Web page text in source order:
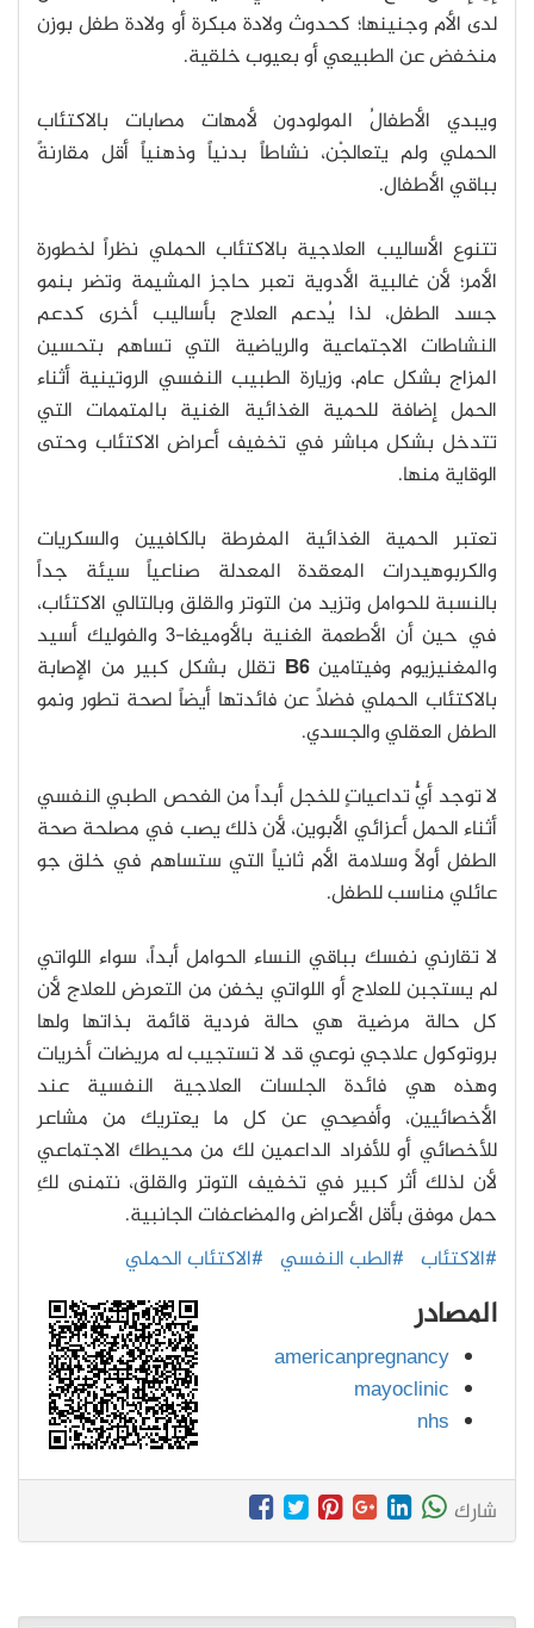
لدى الأم وجنينها؛ كحدوث ولادة مبكرة أو ولادة طفل بوزن
منخفض عن الطبيعي أو بعيوب خلقية.
ويبدي الأطفالُ المولودون لأمهات مصابات بالاكتئاب
الحملي ولم يتعالجْن، نشاطاً بدنياً وذهنياً أقل مقارنةً
بباقي الأطفال.
تتنوع الأساليب العلاجية بالاكتئاب الحملي نظراً لخطورة
الأمر؛ لأن غالبية الأدوية تعبر حاجز المشيمة وتضر بنمو
جسد الطفل، لذا يُدعم العلاج بأساليب أخرى كدعم
النشاطات الاجتماعية والرياضية التي تساهم بتحسين
المزاج بشكل عام، وزيارة الطبيب النفسي الروتينية أثناء
الحمل إضافة للحمية الغذائية الغنية بالمتممات التي
تتدخل بشكل مباشر في تخفيف أعراض الاكتئاب وحتى
الوقاية منها.
تعتبر الحمية الغذائية المفرطة بالكافيين والسكريات
والكربوهيدرات المعقدة المعدلة صناعياً سيئة جداً
بالنسبة للحوامل وتزيد من التوتر والقلق وبالتالي الاكتئاب،
في حين أن الأطعمة الغنية بالأوميغا-3 والفوليك أسيد
والمغنيزيوم وفيتامينB6 تقلل بشكل كبير من الإصابة
بالاكتئاب الحملي فضلاً عن فائدتها أيضاً لصحة تطور ونمو
الطفل العقلي والجسدي.
لا توجد أيُُّ تداعياتٍ للخجل أبداً من الفحص الطبي النفسي
أثناء الحمل أعزائي الأبوين، لأن ذلك يصب في مصلحة صحة
الطفل أولاً وسلامة الأم ثانياً التي ستساهم في خلق جو
عائلي مناسب للطفل.
لا تقارني نفسك بباقي النساء الحوامل أبداً، سواء اللواتي
لم يستجبن للعلاج أو اللواتي يخفن من التعرض للعلاج لأن
كل حالة مرضية هي حالة فردية قائمة بذاتها ولها
بروتوكول علاجي نوعي قد لا تستجيب له مريضات أخريات
وهذه هي فائدة الجلسات العلاجية النفسية عند
الأخصائيين، وأفصِحي عن كل ما يعتريك من مشاعر
للأخصائي أو للأفراد الداعمين لك من محيطك الاجتماعي
لأن لذلك أثر كبير في تخفيف التوتر والقلق، نتمنى لكِ
حمل موفق بأقل الأعراض والمضاعفات الجانبية.
#الاكتئاب #الطب النفسي #الاكتئاب الحملي
المصادر
americanpregnancy
mayoclinic
nhs
شارك